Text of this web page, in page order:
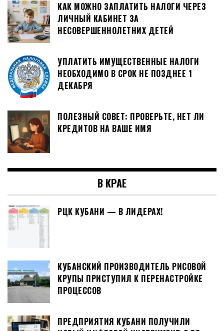
КАК МОЖНО ЗАПЛАТИТЬ НАЛОГИ ЧЕРЕЗ
ЛИЧНЫЙ КАБИНЕТ ЗА
НЕСОВЕРШЕННОЛЕТНИХ ДЕТЕЙ
УПЛАТИТЬ ИМУЩЕСТВЕННЫЕ НАЛОГИ
НЕОБХОДИМО В СРОК НЕ ПОЗДНЕЕ 1
ДЕКАБРЯ
ПОЛЕЗНЫЙ СОВЕТ: ПРОВЕРЬТЕ, НЕТ ЛИ
КРЕДИТОВ НА ВАШЕ ИМЯ
В КРАЕ
РЦК КУБАНИ — В ЛИДЕРАХ!
КУБАНСКИЙ ПРОИЗВОДИТЕЛЬ РИСОВОЙ
КРУПЫ ПРИСТУПИЛ К ПЕРЕНАСТРОЙКЕ
ПРОЦЕССОВ
ПРЕДПРИЯТИЯ КУБАНИ ПОЛУЧИЛИ